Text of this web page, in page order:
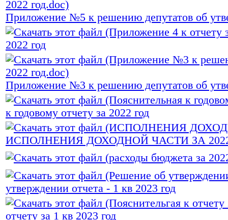
Приложение №5 к решению депутатов об
2022 год
Приложение №3 к решению депутатов об
к годовому отчету за 2022 год
ИСПОЛНЕНИЯ ДОХОДНОЙ ЧАСТИ ЗА
утверждении отчета - 1 кв 2023 год
отчету за 1 кв 2023 год